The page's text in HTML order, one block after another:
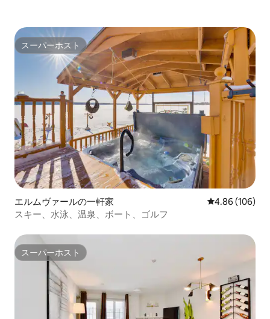
スーパーホスト
スーパーホスト
エルムヴァールの一軒家 レビュー106
4.86 (106)
スキー、水泳、温泉、ボート、ゴルフ
スーパーホスト
スーパーホスト